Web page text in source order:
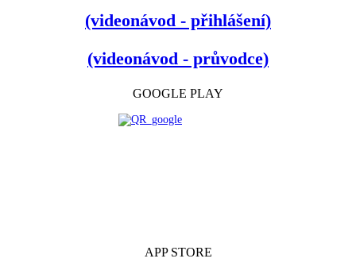
(videonávod - přihlášení)
(videonávod - průvodce)
GOOGLE PLAY
APP STORE